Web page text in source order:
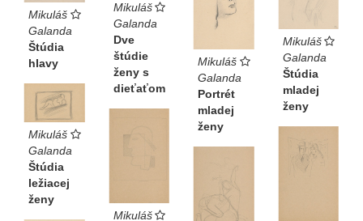
Mikuláš
Galanda
Štúdia
hlavy
Mikuláš
Galanda
Dve
štúdie
ženy s
dieťaťom
Mikuláš
Galanda
Portrét
mladej
ženy
Mikuláš
Galanda
Štúdia
mladej
ženy
Mikuláš
Galanda
Štúdia
ležiacej
ženy
Mikuláš